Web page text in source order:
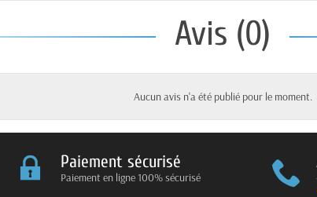
Avis (0)
Aucun avis n'a été publié pour le moment.
Paiement sécurisé
Paiement en ligne 100% sécurisé